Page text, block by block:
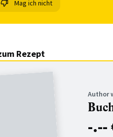
Mag ich nicht
Rezept
Author
-.--